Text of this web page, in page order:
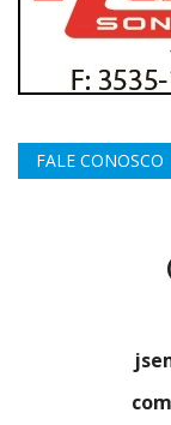
FALE CONOSCO